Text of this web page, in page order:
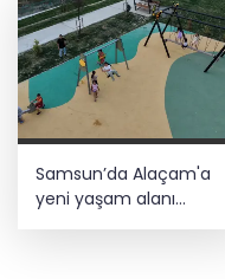
Samsun’da Alaçam'a
yeni yaşam alanı